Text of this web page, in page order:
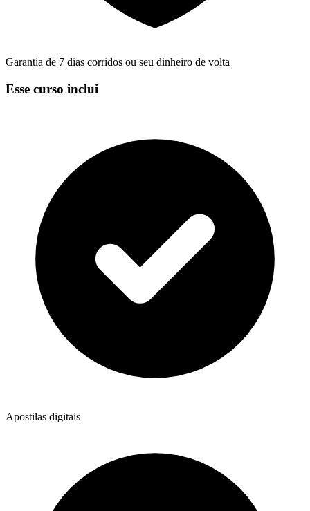
Garantia de 7 dias corridos ou seu dinheiro de volta
Esse curso inclui
Apostilas digitais